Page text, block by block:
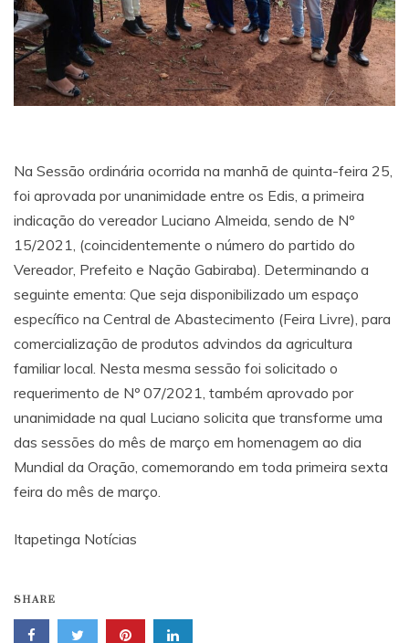
Na Sessão ordinária ocorrida na manhã de quinta-feira 25,
foi aprovada por unanimidade entre os Edis, a primeira
indicação do vereador Luciano Almeida, sendo de Nº
15/2021, (coincidentemente o número do partido do
Vereador, Prefeito e Nação Gabiraba). Determinando a
seguinte ementa: Que seja disponibilizado um espaço
específico na Central de Abastecimento (Feira Livre), para
comercialização de produtos advindos da agricultura
familiar local. Nesta mesma sessão foi solicitado o
requerimento de Nº 07/2021, também aprovado por
unanimidade na qual Luciano solicita que transforme uma
das sessões do mês de março em homenagem ao dia
Mundial da Oração, comemorando em toda primeira sexta
feira do mês de março.
Itapetinga Notícias
SHARE